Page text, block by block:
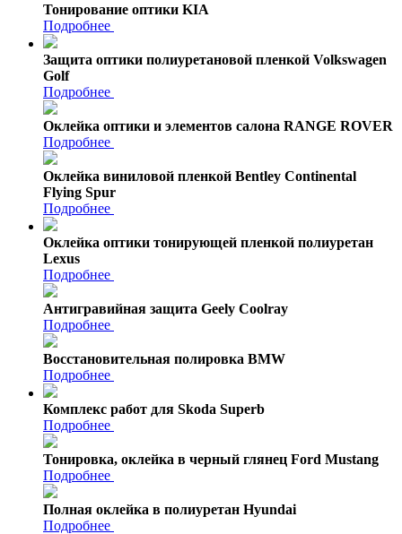
Тонирование оптики KIA
Подробнее
Защита оптики полиуретановой пленкой Volkswagen
Golf
Подробнее
Оклейка оптики и элементов салона RANGE ROVER
Подробнее
Оклейка виниловой пленкой Bentley Continental
Flying Spur
Подробнее
Оклейка оптики тонирующей пленкой полиуретан
Lexus
Подробнее
Антигравийная защита Geely Coolray
Подробнее
Восстановительная полировка BMW
Подробнее
Комплекс работ для Skoda Superb
Подробнее
Тонировка, оклейка в черный глянец Ford Mustang
Подробнее
Полная оклейка в полиуретан Hyundai
Подробнее